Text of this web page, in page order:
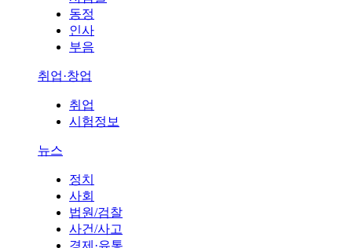
동정
인사
부음
취업·창업
취업
시험정보
뉴스
정치
사회
법원/검찰
사건/사고
경제·유통